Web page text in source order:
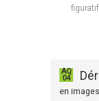
figuratif
AQ
04
en